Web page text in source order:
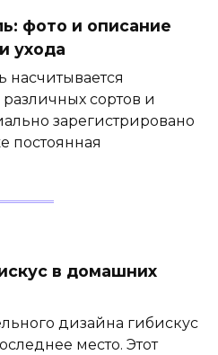
фото и описание
ухода
сортов и
зарегистрировано
постоянная
в домашних
дизайна гибискус
место. Этот